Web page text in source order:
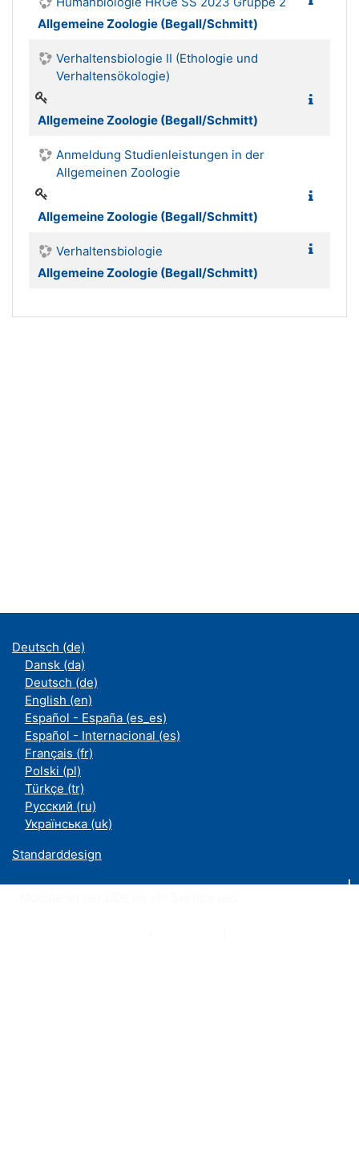
Allgemeine Zoologie (Begall/Schmitt)
Verhaltensbiologie II (Ethologie und
Verhaltensökologie)
Allgemeine Zoologie (Begall/Schmitt)
Anmeldung Studienleistungen in der
Allgemeinen Zoologie
Allgemeine Zoologie (Begall/Schmitt)
Verhaltensbiologie
Allgemeine Zoologie (Begall/Schmitt)
Deutsch ‎(de)‎
Dansk ‎(da)‎
Deutsch ‎(de)‎
English ‎(en)‎
Español - España ‎(es_es)‎
Español - Internacional ‎(es)‎
Français ‎(fr)‎
Polski ‎(pl)‎
Türkçe ‎(tr)‎
Русский ‎(ru)‎
Українська ‎(uk)‎
Standarddesign